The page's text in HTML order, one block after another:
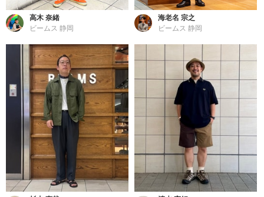
高木 奈緒
ビームス 静岡
海老名 宗之
ビームス 静岡